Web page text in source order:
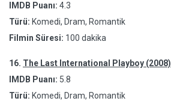
IMDB Puanı: 4.3
Türü: Komedi, Dram, Romantik
Filmin Süresi: 100 dakika
16. The Last International Playboy (2008)
IMDB Puanı: 5.8
Türü: Komedi, Dram, Romantik